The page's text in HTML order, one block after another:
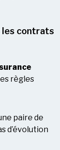
les contrats
règles
paire de
d’évolution